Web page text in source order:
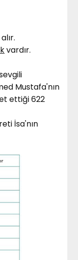
vardır.
Mustafa'nın
ettiği 622
İsa'nın